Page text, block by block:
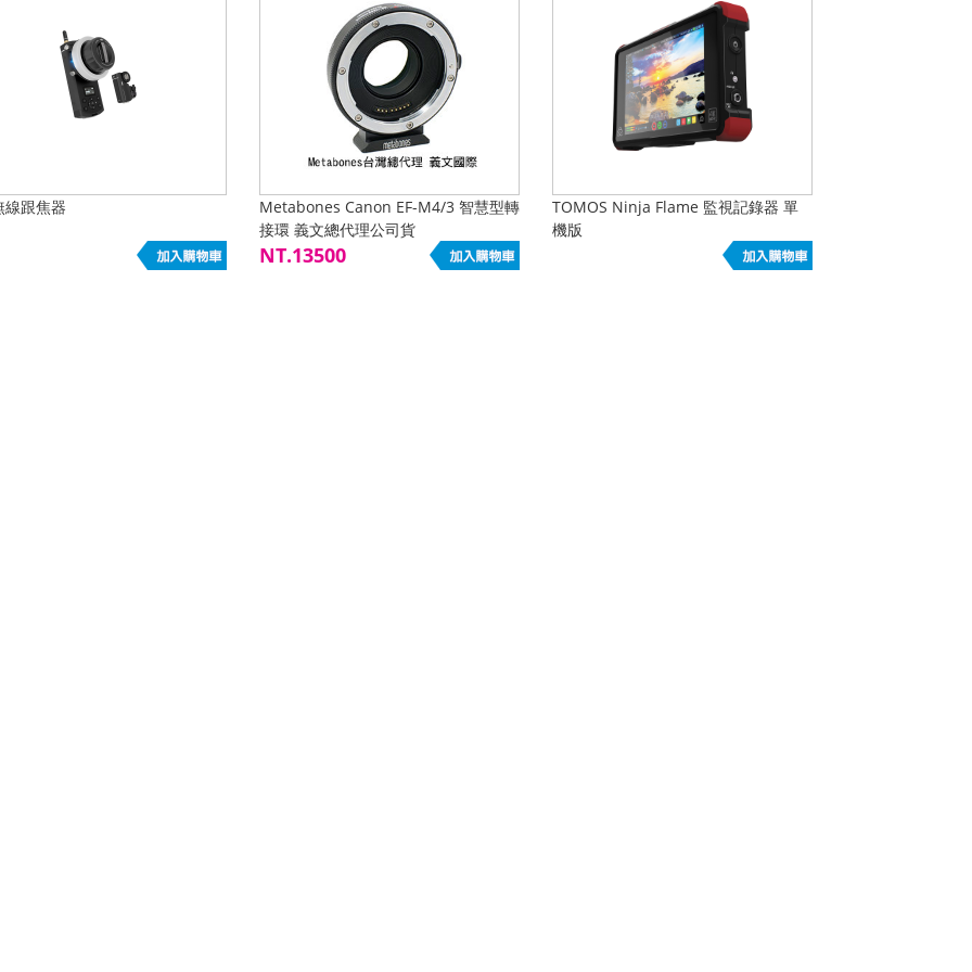
線跟焦器
Metabones Canon EF-M4/3 智慧型轉
接環 義文總代理公司貨
NT.13500
TOMOS Ninja Flame 監視記錄器 單
機版